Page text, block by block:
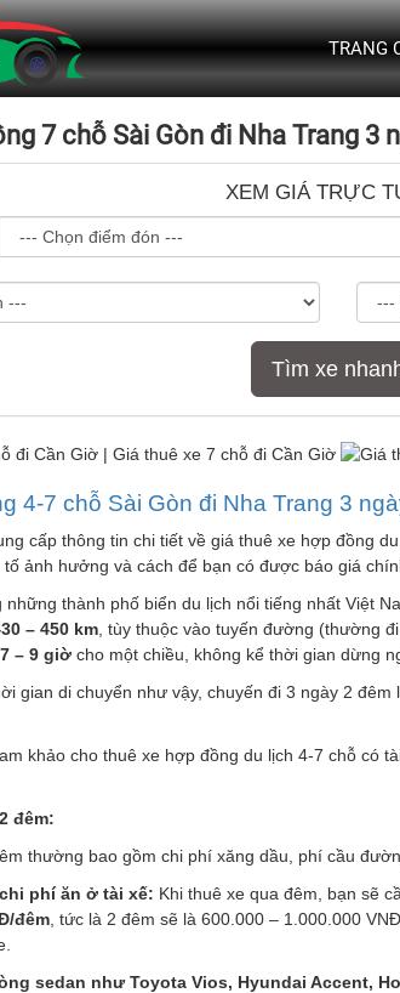
TRANG
7 chỗ Sài Gòn đi Nha Trang 3
XEM GIÁ TRỰC
Tìm xe
4-7 chỗ Sài Gòn đi Nha Trang 3
cấp thông tin chi tiết về giá thuê xe hợp đồng
ảnh hưởng và cách để bạn có được báo giá
những thành phố biển du lịch nổi tiếng nhất Việt
– 450 km , tùy thuộc vào tuyến đường (thường
7 – 9 giờ cho một chiều, không kể thời gian dừng
gian di chuyển như vậy, chuyến đi 3 ngày 2
khảo cho thuê xe hợp đồng du lịch 4-7 chỗ có
đêm:
thường bao gồm chi phí xăng dầu, phí cầu
phí ăn ở tài xế: Khi thuê xe qua đêm, bạn sẽ
đêm , tức là 2 đêm sẽ là 600.000 – 1.000.000
sedan như Toyota Vios, Hyundai Accent,